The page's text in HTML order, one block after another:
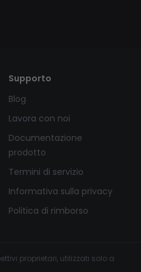
Supporto
Blog
Lavora con noi
Documentazione
prodotto
Termini di servizio
Informativa sulla privacy
Politica di rimborso
proprietari, utilizzati solo a